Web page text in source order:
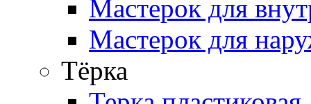
Мастерок для
Мастерок для
Тёрка